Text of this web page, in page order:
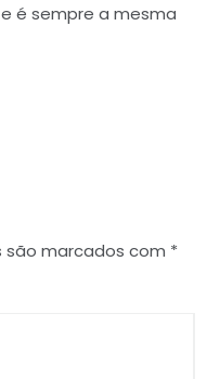
é sempre a mesma
marcados com *